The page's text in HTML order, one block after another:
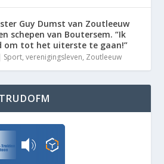
Guy Dumst van Zoutleeuw
schepen van Boutersem. “Ik
om tot het uiterste te gaan!”
Sport,verenigingsleven, Zoutleeuw
TrudoFM